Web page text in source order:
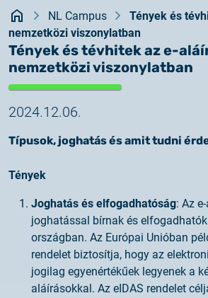
dokumentumtár
kapcsolat
2026.05.27.
Rendszerfrissítés
2026.05.27.
Rendszerfrissítés
2026.03.27.
érvényességi idejének változása
2026.03.20.
Tájékoztatás algoritmusváltásról
2026.03.06.
Ügyfélkommunikáció
KezdőlapNL Campus
Tények és
nemzetközi viszonylatban
Tények és tévhitek az e-
nemzetközi viszonylatban
2024.12.06.
Típusok, joghatás és amit tudni
Tények
Joghatás és elfogadhatóság: Az
joghatással bírnak és
országban. Az Európai Unióban
rendelet biztosítja, hogy az
jogilag egyenértékűek legyenek a
aláírásokkal. Az eIDAS rendelet